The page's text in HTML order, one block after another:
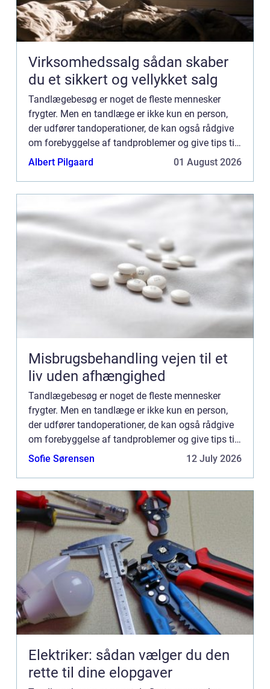
Virksomhedssalg sådan skaber
du et sikkert og vellykket salg
Tandlægebesøg er noget de fleste mennesker
frygter. Men en tandlæge er ikke kun en person,
der udfører tandoperationer, de kan også rådgive
om forebyggelse af tandproblemer og give tips til
daglig tandhygiejne. A...
Albert Pilgaard 01 August 2026
Misbrugsbehandling vejen til et
liv uden afhængighed
Tandlægebesøg er noget de fleste mennesker
frygter. Men en tandlæge er ikke kun en person,
der udfører tandoperationer, de kan også rådgive
om forebyggelse af tandproblemer og give tips til
daglig tandhygiejne. A...
Sofie Sørensen 12 July 2026
Elektriker: sådan vælger du den
rette til dine elopgaver